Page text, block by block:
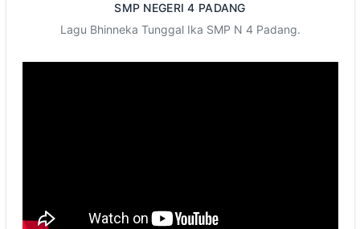
SMP NEGERI 4 PADANG
Lagu Bhinneka Tunggal Ika SMP N 4 Padang.